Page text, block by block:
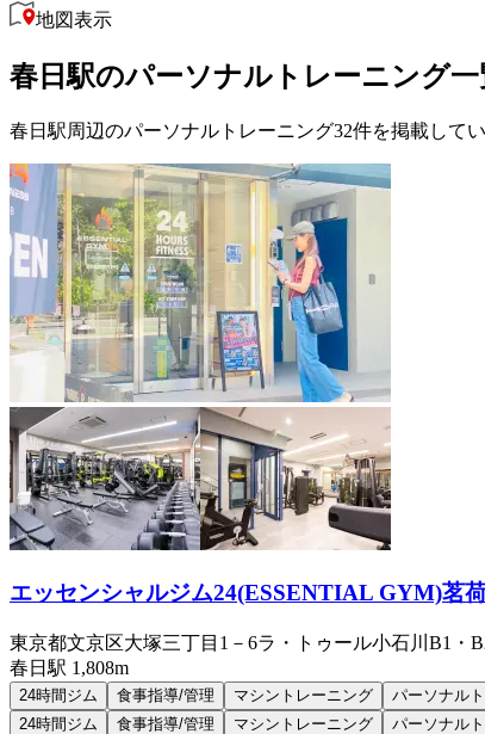
地図表示
春日駅のパーソナルトレーニング一
春日駅周辺のパーソナルトレーニング32件を掲載して
エッセンシャルジム24(ESSENTIAL GYM)茗
東京都文京区大塚三丁目1－6ラ・トゥール小石川B1・
春日 駅 1,808m
24時間ジム 食事指導/管理 マシントレーニング パーソナル
24時間ジム
食事指導/管理 マシントレーニング パーソナル